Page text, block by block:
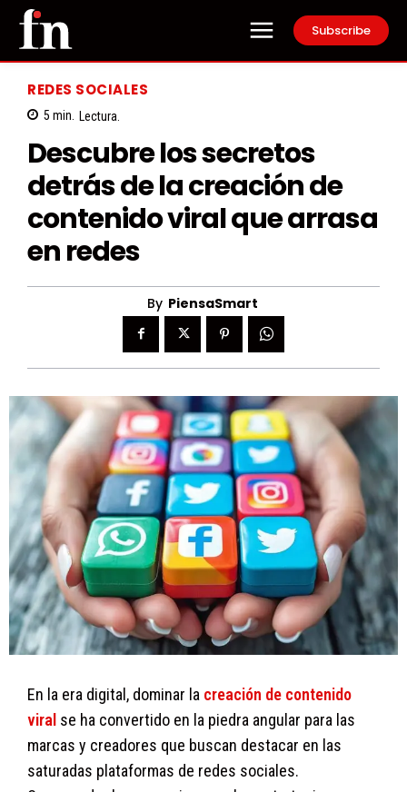
Subscribe
REDES SOCIALES
5 min. Lectura.
Descubre los secretos
detrás de la creación de
contenido viral que arrasa
en redes
By PiensaSmart
En la era digital, dominar la creación de contenido
viral se ha convertido en la piedra angular para las
marcas y creadores que buscan destacar en las
saturadas plataformas de redes sociales.